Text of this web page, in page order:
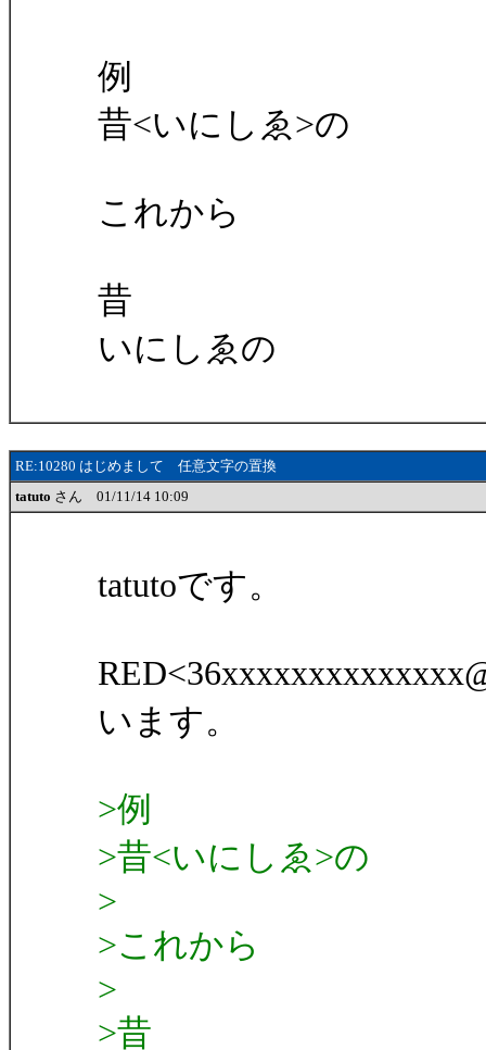
例
昔<いにしゑ>の
これから
昔
いにしゑの
RE:10280 はじめまして 任意文字の置換
tatuto さん 01/11/14 10:09
tatutoです。
います。
>例
>昔<いにしゑ>の
>
>これから
>
>昔